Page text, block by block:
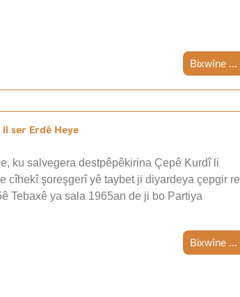
Bixwîne ...
li ser Erdê Heye
ku salvegera destpêpêkirina Çepê Kurdî li
cîhekî şoreşgerî yê taybet ji diyardeya çepgir re
Tebaxê ya sala 1965an de ji bo Partiya
Bixwîne ...